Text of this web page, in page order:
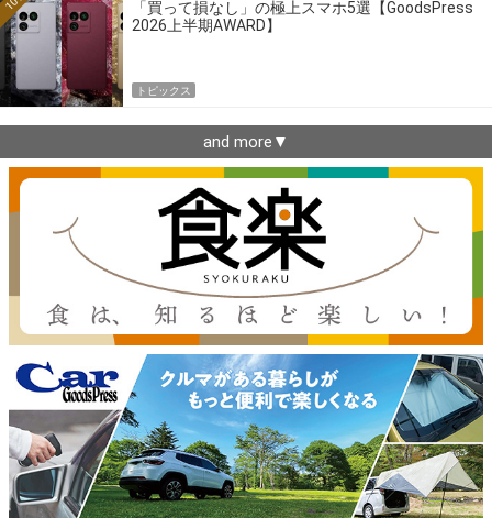
「買って損なし」の極上スマホ5選【GoodsPress
2026上半期AWARD】
トピックス
and more▼